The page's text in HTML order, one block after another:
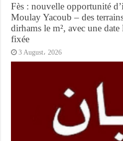
Fès : nouvelle opportunité
Moulay Yacoub – des
dirhams le m², avec une
fixée
3 August، 2026